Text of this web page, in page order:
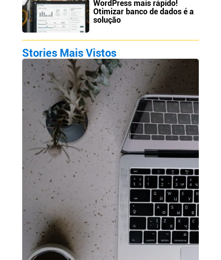
WordPress mais rápido!
Otimizar banco de dados é a
solução
Stories Mais Vistos